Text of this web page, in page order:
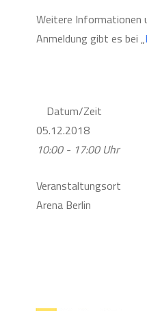
Weitere Informationen
Anmeldung gibt es bei „
Datum/Zeit
05.12.2018
10:00 - 17:00 Uhr
Veranstaltungsort
Arena Berlin